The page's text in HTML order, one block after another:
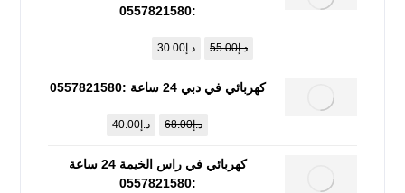
:0557821580
د.إ55.00 د.إ30.00
كهربائي في دبي 24 ساعة :0557821580
د.إ68.00 د.إ40.00
كهربائي في راس الخيمة 24 ساعة
:0557821580